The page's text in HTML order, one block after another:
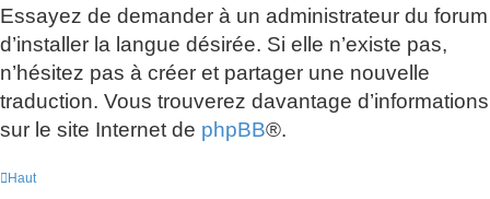
Essayez de demander à un administrateur du forum
d’installer la langue désirée. Si elle n’existe pas,
n’hésitez pas à créer et partager une nouvelle
traduction. Vous trouverez davantage d’informations
sur le site Internet de phpBB®.
Haut